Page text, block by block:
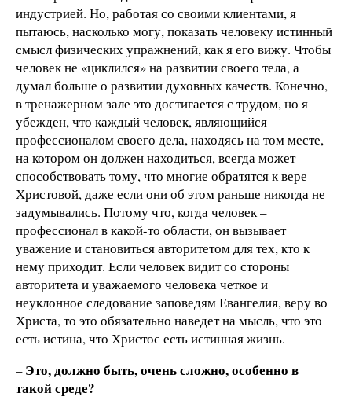
индустрией. Но, работая со своими клиентами, я
пытаюсь, насколько могу, показать человеку истинный
смысл физических упражнений, как я его вижу. Чтобы
человек не «циклился» на развитии своего тела, а
думал больше о развитии духовных качеств. Конечно,
в тренажерном зале это достигается с трудом, но я
убежден, что каждый человек, являющийся
профессионалом своего дела, находясь на том месте,
на котором он должен находиться, всегда может
способствовать тому, что многие обратятся к вере
Христовой, даже если они об этом раньше никогда не
задумывались. Потому что, когда человек –
профессионал в какой-то области, он вызывает
уважение и становиться авторитетом для тех, кто к
нему приходит. Если человек видит со стороны
авторитета и уважаемого человека четкое и
неуклонное следование заповедям Евангелия, веру во
Христа, то это обязательно наведет на мысль, что это
есть истина, что Христос есть истинная жизнь.
–Это, должно быть, очень сложно, особенно в
такой среде?